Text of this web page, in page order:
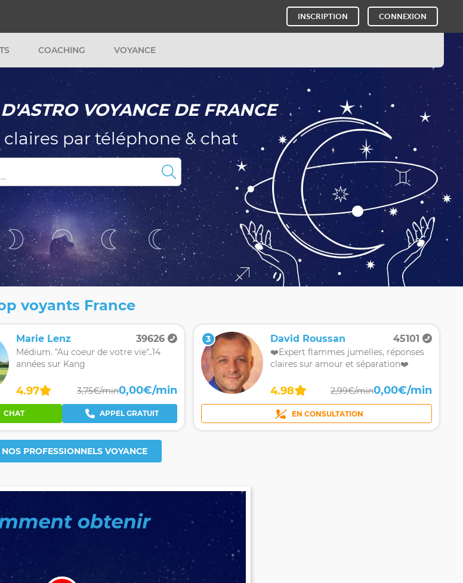
INSCRIPTION CONNEXION
COACHING VOYANCE
VOYANCE DE FRANCE
claires par téléphone & chat
voyants France
Marie Lenz 39626
Médium. "Au coeur de votre vie"..14
années sur Kang
4.97 3,75€/min0,00€/min
CHAT APPEL GRATUIT
3 David Roussan 45101
❤️Expert flammes jumelles, réponses
claires sur amour et séparation❤️
4.98 2,99€/min0,00€/min
EN CONSULTATION
PROFESSIONNELS VOYANCE